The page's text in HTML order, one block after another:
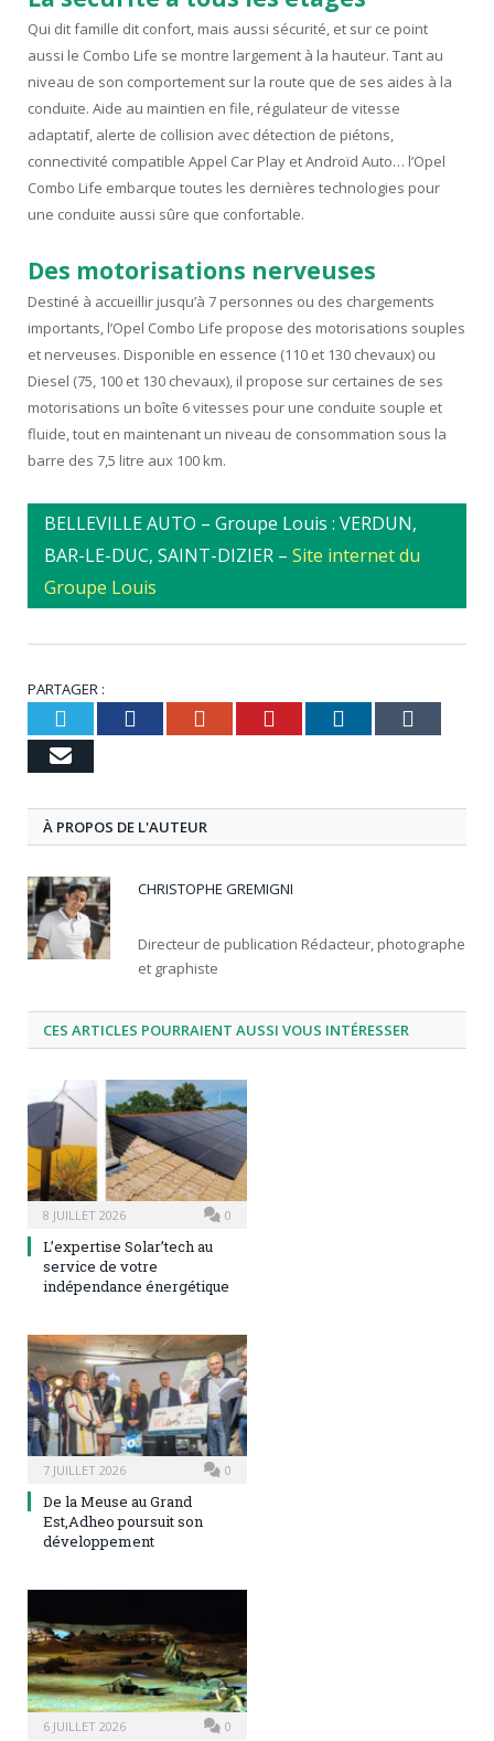
Qui dit famille dit confort, mais aussi sécurité, et sur ce point
aussi le Combo Life se montre largement à la hauteur. Tant au
niveau de son comportement sur la route que de ses aides à la
conduite. Aide au maintien en file, régulateur de vitesse
adaptatif, alerte de collision avec détection de piétons,
connectivité compatible Appel Car Play et Androïd Auto… l’Opel
Combo Life embarque toutes les dernières technologies pour
une conduite aussi sûre que confortable.
Des motorisations nerveuses
Destiné à accueillir jusqu’à 7 personnes ou des chargements
importants, l’Opel Combo Life propose des motorisations souples
et nerveuses. Disponible en essence (110 et 130 chevaux) ou
Diesel (75, 100 et 130 chevaux), il propose sur certaines de ses
motorisations un boîte 6 vitesses pour une conduite souple et
fluide, tout en maintenant un niveau de consommation sous la
barre des 7,5 litre aux 100 km.
BELLEVILLE AUTO – Groupe Louis : VERDUN,
BAR-LE-DUC, SAINT-DIZIER – Site internet du
Groupe Louis
PARTAGER :
TwitterFacebookGoogle+Pinterest
LinkedIn
Email
À PROPOS DE L'AUTEUR
CHRISTOPHE GREMIGNI
Directeur de publication Rédacteur, photographe
et graphiste
CES ARTICLES POURRAIENT AUSSI VOUS INTÉRESSER
8 JUILLET 2026 0
L’expertise Solar’tech au
service de votre
indépendance énergétique
7 JUILLET 2026 0
De la Meuse au Grand
Est,Adheo poursuit son
développement
6 JUILLET 2026 0